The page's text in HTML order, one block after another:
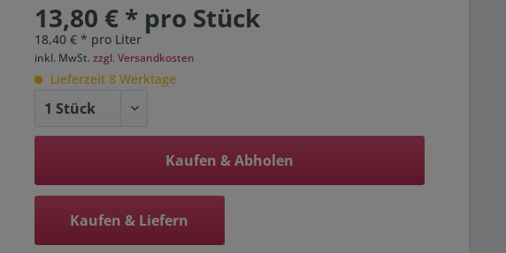
13,80 € * pro Stück
18,40 € * pro Liter
inkl. MwSt.zzgl. Versandkosten
Lieferzeit 8 Werktage
Kaufen & Abholen
Kaufen & Liefern